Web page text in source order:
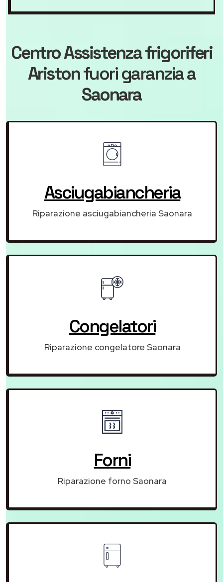
Centro Assistenza frigoriferi
Aristonfuori garanziaa
Saonara
Asciugabiancheria
Riparazione asciugabiancheria Saonara
Congelatori
Riparazione congelatore Saonara
Forni
Riparazione forno Saonara